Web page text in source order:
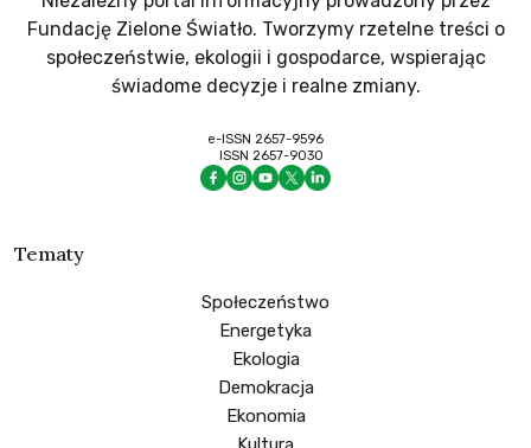
Fundację Zielone Światło. Tworzymy rzetelne treści o
społeczeństwie, ekologii i gospodarce, wspierając
świadome decyzje i realne zmiany.
e-ISSN 2657-9596
ISSN 2657-9030
Tematy
Społeczeństwo
Energetyka
Ekologia
Demokracja
Ekonomia